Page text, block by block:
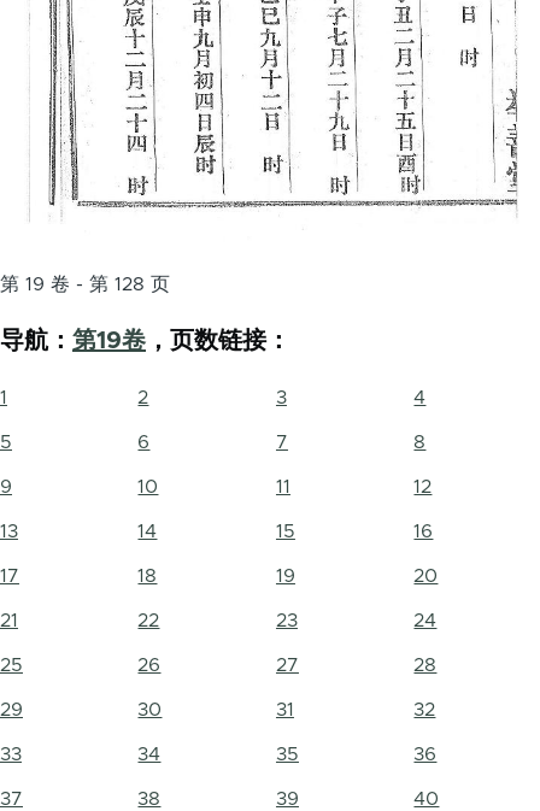
第 19 卷 - 第 128 页
导航： 第19卷 ，页数链接：
1 2 3 4
5 6 7 8
9 10 11 12
13 14 15 16
17 18 19 20
21 22 23 24
25 26 27 28
29 30 31 32
33 34 35 36
37 38 39 40